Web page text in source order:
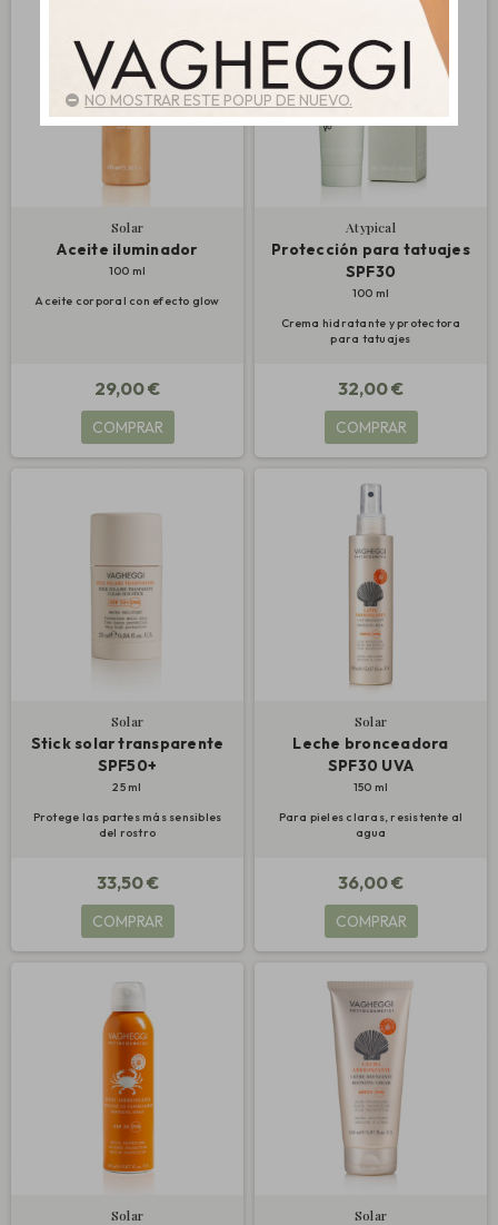
Solar
Aceite iluminador
100 ml
Aceite corporal con efecto glow
29,00 €
COMPRAR
Atypical
Protección para tatuajes
SPF30
100 ml
Crema hidratante y protectora
para tatuajes
32,00 €
COMPRAR
Solar
Stick solar transparente
SPF50+
25 ml
Protege las partes más sensibles
del rostro
33,50 €
COMPRAR
Solar
Leche bronceadora
SPF30 UVA
150 ml
Para pieles claras, resistente al
agua
36,00 €
COMPRAR
Solar Solar
NO MOSTRAR ESTE POPUP DE NUEVO.